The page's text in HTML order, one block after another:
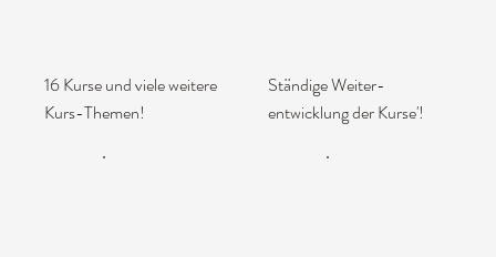
16 Kurse und viele weitere
Kurs-Themen!
Ständige Weiter-
entwicklung der Kurse'!